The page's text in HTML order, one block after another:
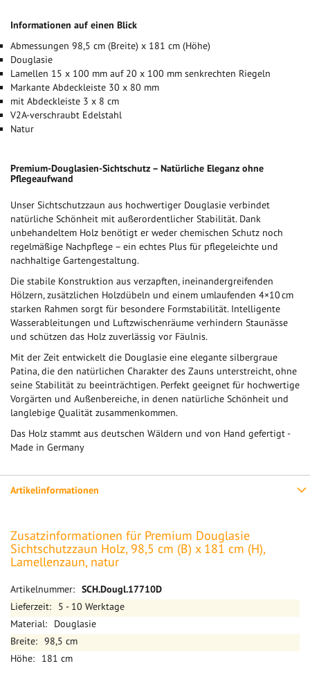
Informationen auf einen Blick
Abmessungen 98,5 cm (Breite) x 181 cm (Höhe)
Douglasie
Lamellen 15 x 100 mm auf 20 x 100 mm senkrechten Riegeln
Markante Abdeckleiste 30 x 80 mm
mit Abdeckleiste 3 x 8 cm
V2A-verschraubt Edelstahl
Natur
Premium-Douglasien-Sichtschutz – Natürliche Eleganz ohne
Pflegeaufwand
Unser Sichtschutzzaun aus hochwertiger Douglasie verbindet
natürliche Schönheit mit außerordentlicher Stabilität. Dank
unbehandeltem Holz benötigt er weder chemischen Schutz noch
regelmäßige Nachpflege – ein echtes Plus für pflegeleichte und
nachhaltige Gartengestaltung.
Die stabile Konstruktion aus verzapften, ineinandergreifenden
Hölzern, zusätzlichen Holzdübeln und einem umlaufenden 4×10 cm
starken Rahmen sorgt für besondere Formstabilität. Intelligente
Wasserableitungen und Luftzwischenräume verhindern Staunässe
und schützen das Holz zuverlässig vor Fäulnis.
Mit der Zeit entwickelt die Douglasie eine elegante silbergraue
Patina, die den natürlichen Charakter des Zauns unterstreicht, ohne
seine Stabilität zu beeinträchtigen. Perfekt geeignet für hochwertige
Vorgärten und Außenbereiche, in denen natürliche Schönheit und
langlebige Qualität zusammenkommen.
Das Holz stammt aus deutschen Wäldern und von Hand gefertigt -
Made in Germany
Artikelinformationen
Zusatzinformationen für Premium Douglasie
Sichtschutzzaun Holz, 98,5 cm (B) x 181 cm (H),
Lamellenzaun, natur
Mehr
Informationen
SCH.Dougl.17710D
5 - 10 Werktage
Douglasie
98,5 cm
181 cm